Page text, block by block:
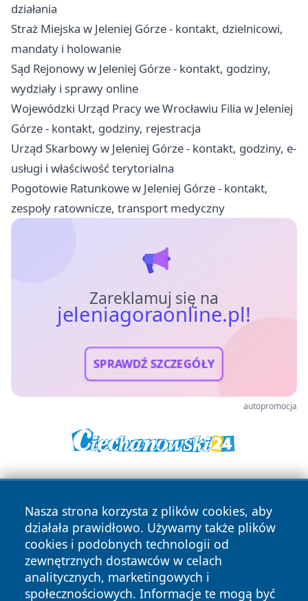
działania
Straż Miejska w Jeleniej Górze - kontakt, dzielnicowi,
mandaty i holowanie
Sąd Rejonowy w Jeleniej Górze - kontakt, godziny,
wydziały i sprawy online
Wojewódzki Urząd Pracy we Wrocławiu Filia w Jeleniej
Górze - kontakt, godziny, rejestracja
Urząd Skarbowy w Jeleniej Górze - kontakt, godziny, e-
usługi i właściwość terytorialna
Pogotowie Ratunkowe w Jeleniej Górze - kontakt,
zespoły ratownicze, transport medyczny
Zareklamuj się na
jeleniagoraonline.pl!
SPRAWDŹ SZCZEGÓŁY
autopromocja
Nasza strona korzysta z plików cookies, aby
działała prawidłowo. Używamy także plików
cookies i podobnych technologii od
zewnętrznych dostawców w celach
analitycznych, marketingowych i
społecznościowych. Informacje te mogą być
Copyright © 2026 jeleniagoraonline.pl Wszystkie prawa
zastrzeżone.